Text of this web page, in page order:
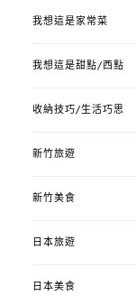
我想這是家常菜
我想這是甜點/西點
收納技巧/生活巧思
新竹旅遊
新竹美食
日本旅遊
日本美食